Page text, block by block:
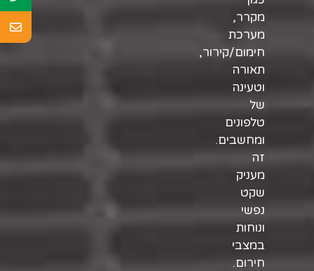
מקרר,
מערכת
חימום/קירור,
תאורה
וטעינה
של
טלפונים
ומחשבים.
זה
מעניק
שקט
נפשי
ונוחות
במצבי
חירום.